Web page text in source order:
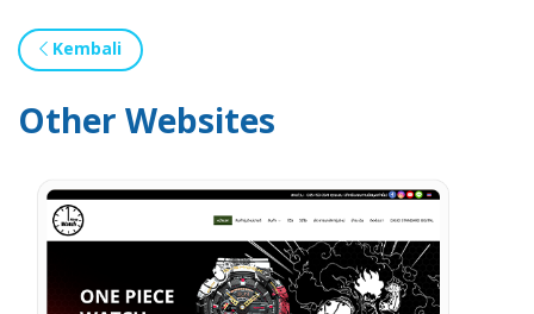
Kembali
Other Websites